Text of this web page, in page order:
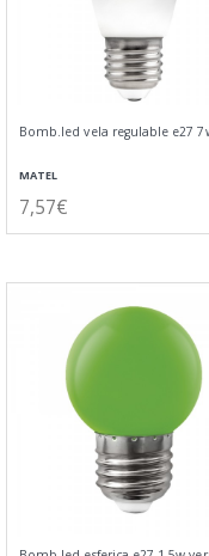
Bomb.led vela regulable e27
MATEL
7,57€